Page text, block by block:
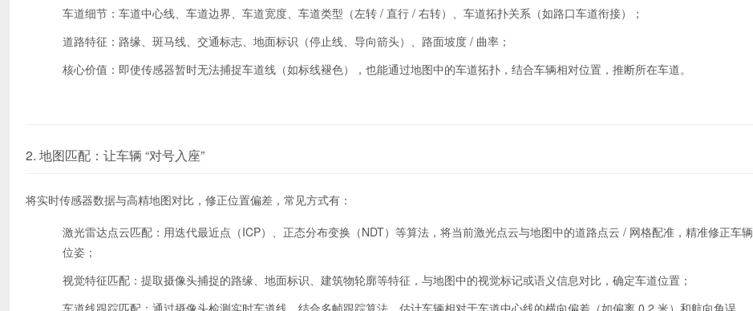
车道细节：车道中心线、车道边界、车道宽度、车道类型（左转 / 直行 / 右转）、车道拓扑关系（如路口车道衔接）；
道路特征：路缘、斑马线、交通标志、地面标识（停止线、导向箭头）、路面坡度 / 曲率；
核心价值：即使传感器暂时无法捕捉车道线（如标线褪色），也能通过地图中的车道拓扑，结合车辆相对位置，推断所在车道。
2. 地图匹配：让车辆 “对号入座”
将实时传感器数据与高精地图对比，修正位置偏差，常见方式有：
激光雷达点云匹配：用迭代最近点（ICP）、正态分布变换（NDT）等算法，将当前激光点云与地图中的道路点云 / 网格配准，精准修正车辆
位姿；
视觉特征匹配：提取摄像头捕捉的路缘、地面标识、建筑物轮廓等特征，与地图中的视觉标记或语义信息对比，确定车道位置；